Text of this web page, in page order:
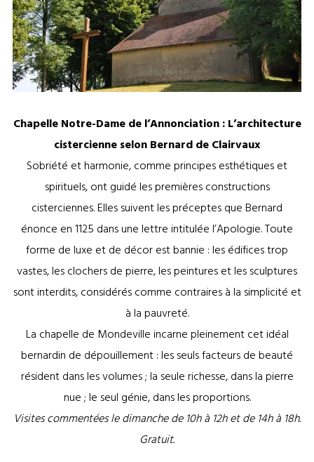
Chapelle Notre-Dame de l’Annonciation : L’architecture
cistercienne selon Bernard de Clairvaux
Sobriété et harmonie, comme principes esthétiques et
spirituels, ont guidé les premières constructions
cisterciennes. Elles suivent les préceptes que Bernard
énonce en 1125 dans une lettre intitulée l’Apologie. Toute
forme de luxe et de décor est bannie : les édifices trop
vastes, les clochers de pierre, les peintures et les sculptures
sont interdits, considérés comme contraires à la simplicité et
à la pauvreté.
La chapelle de Mondeville incarne pleinement cet idéal
bernardin de dépouillement : les seuls facteurs de beauté
résident dans les volumes ; la seule richesse, dans la pierre
nue ; le seul génie, dans les proportions.
Visites commentées le dimanche de 10h à 12h et de 14h à 18h.
Gratuit.